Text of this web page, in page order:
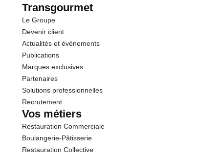
Sel
Transgourmet
Le Groupe
Devenir client
Actualités et événements
Publications
Marques exclusives
Partenaires
Solutions professionnelles
Recrutement
Vos métiers
Restauration Commerciale
Boulangerie-Pâtisserie
Restauration Collective